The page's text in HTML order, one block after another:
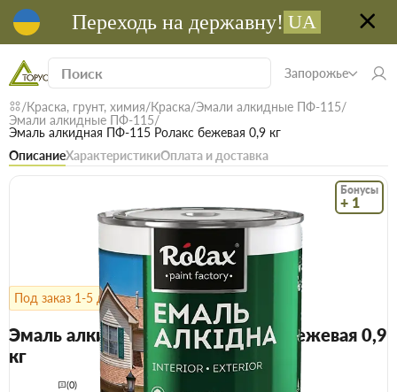
Переходь на державну! UA
Запорожье
Краска, грунт, химия Краска Эмали алкидные ПФ-115
Эмали алкидные ПФ-115
Эмаль алкидная ПФ-115 Ролакс бежевая 0,9 кг
ОписаниеХарактеристикиОплата и доставка
Бонусы
+ 1
Под заказ 1-5 дней Код: 11080
Эмаль алкидная ПФ-115 Ролакс бежевая 0,9
кг
(0)